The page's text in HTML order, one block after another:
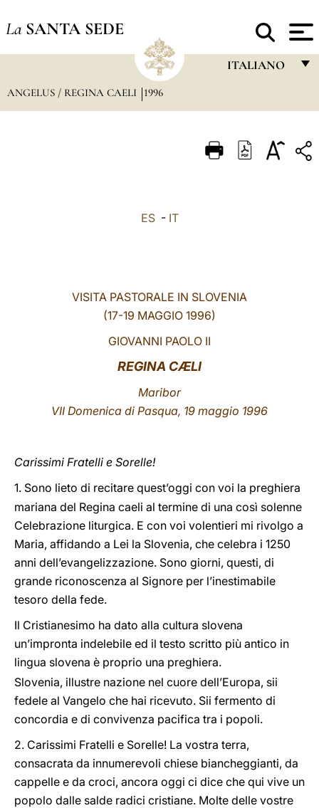
La SANTA SEDE
ITALIANO
ITALIANO
ANGELUS / REGINA CAELI 1996
ES- IT
VISITA PASTORALE IN SLOVENIA
(17-19 MAGGIO 1996)
GIOVANNI PAOLO II
REGINA CÆLI
Maribor
VII Domenica di Pasqua, 19 maggio 1996
Carissimi Fratelli e Sorelle!
1. Sono lieto di recitare quest’oggi con voi la preghiera
mariana del Regina caeli al termine di una così solenne
Celebrazione liturgica. E con voi volentieri mi rivolgo a
Maria, affidando a Lei la Slovenia, che celebra i 1250
anni dell’evangelizzazione. Sono giorni, questi, di
grande riconoscenza al Signore per l’inestimabile
tesoro della fede.
Il Cristianesimo ha dato alla cultura slovena
un’impronta indelebile ed il testo scritto più antico in
lingua slovena è proprio una preghiera.
Slovenia, illustre nazione nel cuore dell’Europa, sii
fedele al Vangelo che hai ricevuto. Sii fermento di
concordia e di convivenza pacifica tra i popoli.
2. Carissimi Fratelli e Sorelle! La vostra terra,
consacrata da innumerevoli chiese biancheggianti, da
cappelle e da croci, ancora oggi ci dice che qui vive un
popolo dalle salde radici cristiane. Molte delle vostre